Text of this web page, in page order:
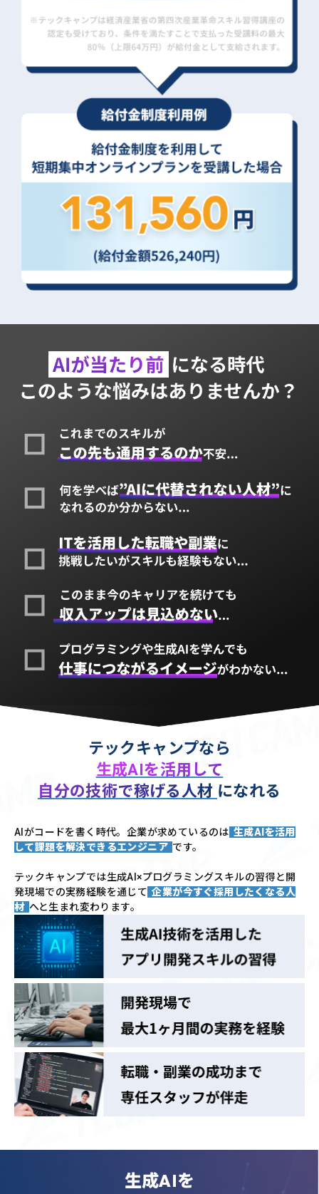
テックキャンプなら
生成AIを活用して
自分の技術で稼げる人材 になれる
AIがコードを書く時代。企業が求めているのは 生成AIを活用
して課題を解決できるエンジニア です。
テックキャンプでは生成AI×プログラミングスキルの習得と開
発現場での実務経験を通じて 企業が今すぐ採用したくなる人
材 へと生まれ変わります。
生成AIを